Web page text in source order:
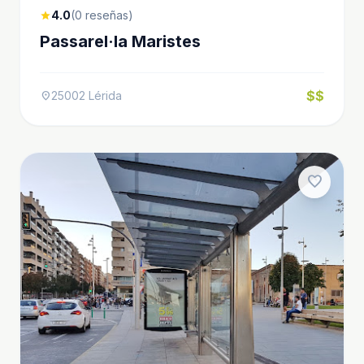
star4.0(0 reseñas)
Passarel·la Maristes
location_on25002 Lérida $$
favorite